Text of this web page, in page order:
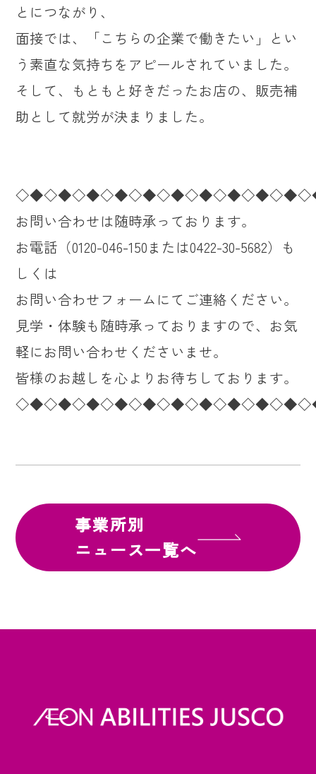
とにつながり、
面接では、「こちらの企業で働きたい」とい
う素直な気持ちをアピールされていました。
そして、もともと好きだったお店の、販売補
助として就労が決まりました。
お問い合わせは随時承っております。
お電話（0120-046-150または0422-30-5682）も
しくは
お問い合わせフォームにてご連絡ください。
見学・体験も随時承っておりますので、お気
軽にお問い合わせくださいませ。
皆様のお越しを心よりお待ちしております。
事業所別
ニュース一覧へ